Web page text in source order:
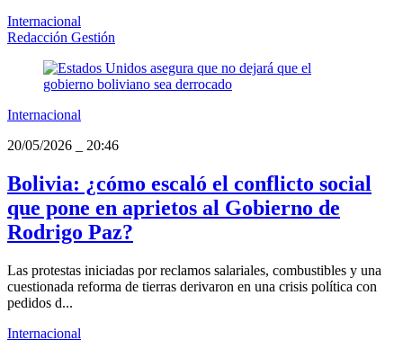
Internacional
Redacción Gestión
Internacional
20/05/2026
20:46
Bolivia: ¿cómo escaló el conflicto social
que pone en aprietos al Gobierno de
Rodrigo Paz?
Las protestas iniciadas por reclamos salariales, combustibles y una
cuestionada reforma de tierras derivaron en una crisis política con
pedidos d...
Internacional